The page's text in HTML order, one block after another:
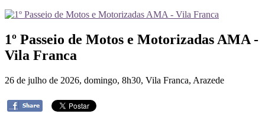
1º Passeio de Motos e Motorizadas AMA -
Vila Franca
26 de julho de 2026, domingo, 8h30, Vila Franca, Arazede